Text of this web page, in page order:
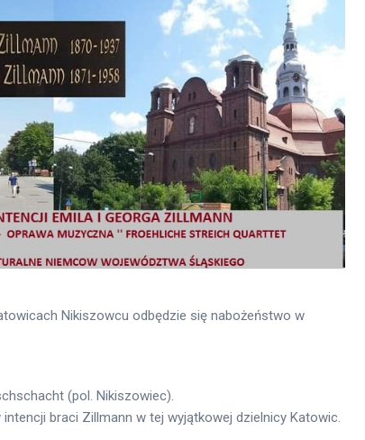
Nikiszowcu odbędzie się nabożeństwo w
(pol. Nikiszowiec).
braci Zillmann w tej wyjątkowej dzielnicy Katowic.